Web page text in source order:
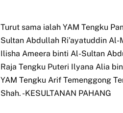
Turut sama ialah YAM Tengku
Sultan Abdullah Ri’ayatuddin
Ilisha Ameera binti Al-Sultan
Raja Tengku Puteri Ilyana Alia
YAM Tengku Arif Temenggong
Shah. -KESULTANAN PAHANG